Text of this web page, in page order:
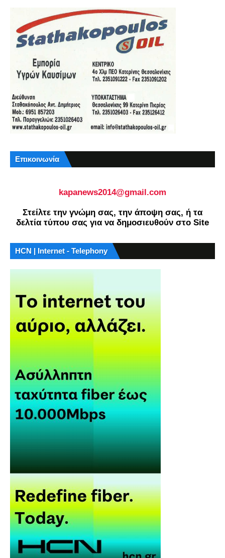
Επικοινωνία
kapanews2014@gmail.com
Στείλτε την γνώμη σας, την άποψη σας, ή τα
δελτία τύπου σας για να δημοσιευθούν στο Site
HCN | Internet - Telephony